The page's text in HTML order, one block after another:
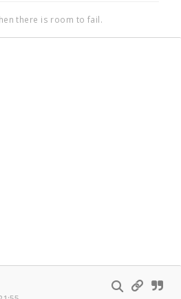
there is room to fail.